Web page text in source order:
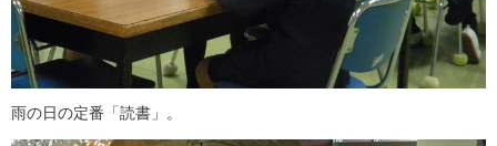
雨の日の定番「読書」。